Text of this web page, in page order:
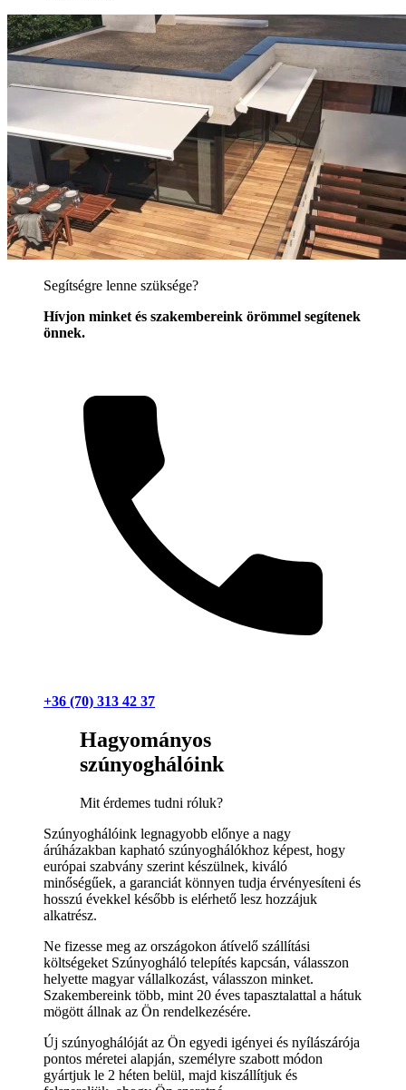
Segítségre lenne szüksége?
Hívjon minket és szakembereink örömmel segítenek
önnek.
+36 (70) 313 42 37
Hagyományos
szúnyoghálóink
Mit érdemes tudni róluk?
Szúnyoghálóink legnagyobb előnye a nagy
árúházakban kapható szúnyoghálókhoz képest, hogy
európai szabvány szerint készülnek, kiváló
minőségűek, a garanciát könnyen tudja érvényesíteni és
hosszú évekkel később is elérhető lesz hozzájuk
alkatrész.
Ne fizesse meg az országokon átívelő szállítási
költségeket Szúnyogháló telepítés kapcsán, válasszon
helyette magyar vállalkozást, válasszon minket.
Szakembereink több, mint 20 éves tapasztalattal a hátuk
mögött állnak az Ön rendelkezésére.
Új szúnyoghálóját az Ön egyedi igényei és nyílászárója
pontos méretei alapján, személyre szabott módon
gyártjuk le 2 héten belül, majd kiszállítjuk és